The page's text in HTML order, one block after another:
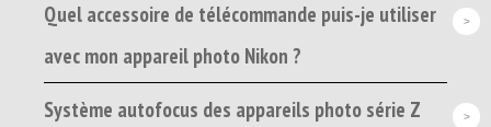
Quel accessoire de télécommande puis-je utiliser
avec mon appareil photo Nikon ?
Système autofocus des appareils photo série Z